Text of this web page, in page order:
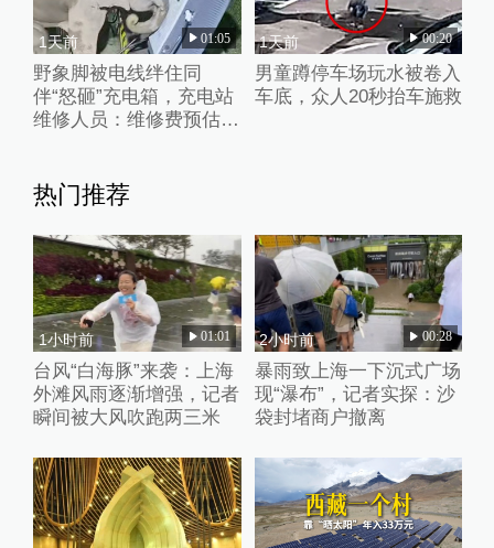
1天前 01:05
野象脚被电线绊住同
伴“怒砸”充电箱，充电站
维修人员：维修费预估2
1天前 00:20
男童蹲停车场玩水被卷入
车底，众人20秒抬车施救
热门推荐
1小时前 01:01
台风“白海豚”来袭：上海
外滩风雨逐渐增强，记者
瞬间被大风吹跑两三米
2小时前 00:28
暴雨致上海一下沉式广场
现“瀑布”，记者实探：沙
袋封堵商户撤离